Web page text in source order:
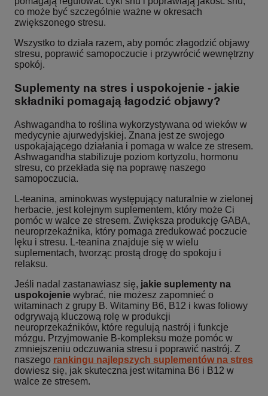
co może być szczególnie ważne w okresach
zwiększonego stresu.
Wszystko to działa razem, aby pomóc złagodzić objawy
stresu, poprawić samopoczucie i przywrócić wewnętrzny
spokój.
Suplementy na stres i uspokojenie - jakie
składniki pomagają łagodzić objawy?
Ashwagandha to roślina wykorzystywana od wieków w
medycynie ajurwedyjskiej. Znana jest ze swojego
uspokajającego działania i pomaga w walce ze stresem.
Ashwagandha stabilizuje poziom kortyzolu, hormonu
stresu, co przekłada się na poprawę naszego
samopoczucia.
L-teanina, aminokwas występujący naturalnie w zielonej
herbacie, jest kolejnym suplementem, który może Ci
pomóc w walce ze stresem. Zwiększa produkcję GABA,
neuroprzekaźnika, który pomaga zredukować poczucie
lęku i stresu. L-teanina znajduje się w wielu
suplementach, tworząc prostą drogę do spokoju i
relaksu.
Jeśli nadal zastanawiasz się, jakie suplementy na
uspokojenie wybrać, nie możesz zapomnieć o
witaminach z grupy B. Witaminy B6, B12 i kwas foliowy
odgrywają kluczową rolę w produkcji
neuroprzekaźników, które regulują nastrój i funkcje
mózgu. Przyjmowanie B-kompleksu może pomóc w
zmniejszeniu odczuwania stresu i poprawić nastrój. Z
naszego rankingu najlepszych suplementów na stres
dowiesz się, jak skuteczna jest witamina B6 i B12 w
walce ze stresem.